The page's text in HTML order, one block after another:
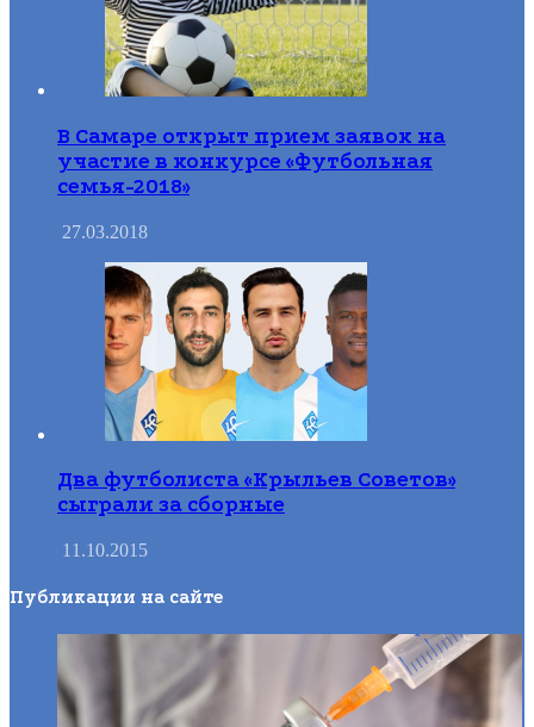
В Самаре открыт прием заявок на
участие в конкурсе «Футбольная
семья-2018»
27.03.2018
Два футболиста «Крыльев Советов»
сыграли за сборные
11.10.2015
Публикации на сайте